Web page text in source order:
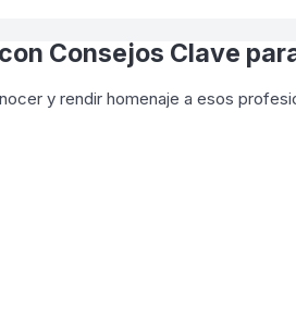
Consejos Clave
y rendir homenaje a esos